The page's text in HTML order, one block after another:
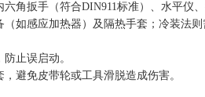
角扳手（符合DIN911标准）、水平仪、
如感应加热器）及隔热手套；冷装法则
止误启动。
避免皮带轮或工具滑脱造成伤害。